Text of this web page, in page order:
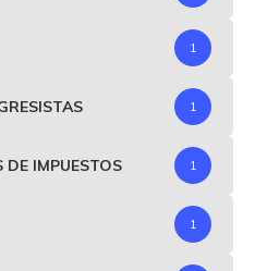
1
1
DE IMPUESTOS 1
1